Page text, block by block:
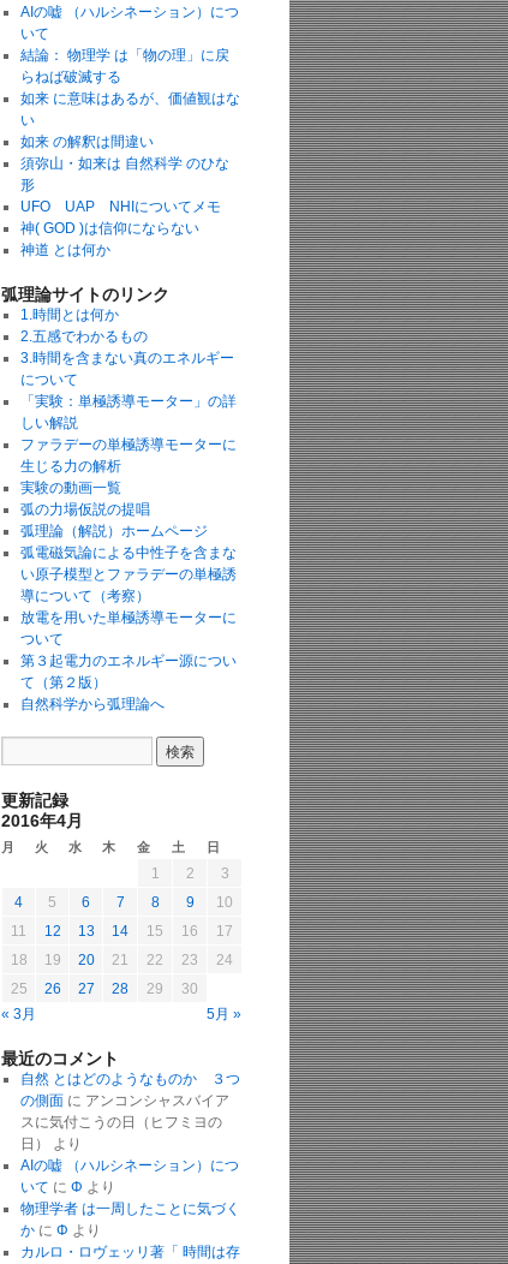
AIの嘘 （ハルシネーション）につ
いて
結論： 物理学 は「物の理」に戻
らねば破滅する
如来 に意味はあるが、価値観はな
い
如来 の解釈は間違い
須弥山・如来は 自然科学 のひな
形
UFO UAP NHIについてメモ
神( GOD )は信仰にならない
神道 とは何か
弧理論サイトのリンク
1.時間とは何か
2.五感でわかるもの
3.時間を含まない真のエネルギー
について
「実験：単極誘導モーター」の詳
しい解説
ファラデーの単極誘導モーターに
生じる力の解析
実験の動画一覧
弧の力場仮説の提唱
弧理論（解説）ホームページ
弧電磁気論による中性子を含まな
い原子模型とファラデーの単極誘
導について（考察）
放電を用いた単極誘導モーターに
ついて
第３起電力のエネルギー源につい
て（第２版）
自然科学から弧理論へ
更新記録
2016年4月
月 火 水 木 金 土 日
1 2
3
4
5 6 7 8 9
10
11
12 13 14 15 16
17
18
19 20 21 22 23
24
25
26 27 28 29
30
« 3月
5月 »
最近のコメント
自然 とはどのようなものか ３つ
の側面に アンコンシャスバイア
スに気付こうの日（ヒフミヨの
日）
より
AIの嘘 （ハルシネーション）につ
いて に Φ より
物理学者 は一周したことに気づく
かに Φ より
カルロ・ロヴェッリ著「 時間は存